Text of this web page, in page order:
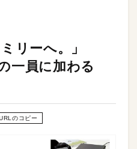
リーへ。」
一員に加わる
のコピー